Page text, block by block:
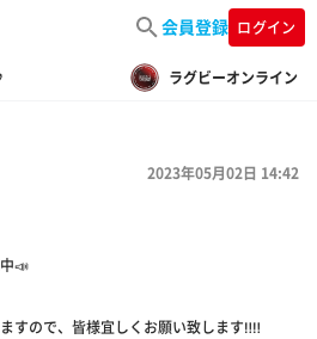
会員登録 ログイン
ラグビーオンライン
2023年05月02日 14:42
📣
すので、皆様宜しくお願い致します‼️‼️